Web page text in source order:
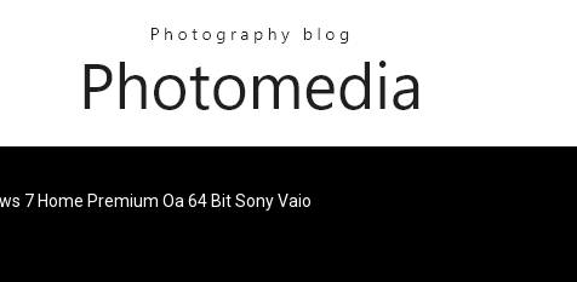
7 Home Premium Oa 64 Bit Sony Vaio